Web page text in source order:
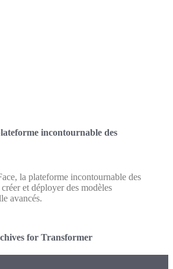
incontournable des
la plateforme incontournable des
et déployer des modèles
avancés.
for Transformer